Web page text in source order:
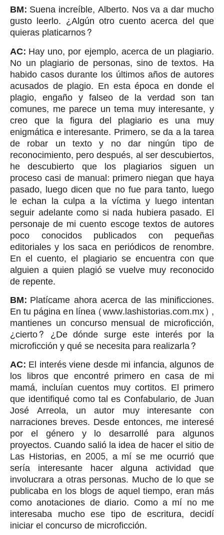
BM: Suena increíble, Alberto. Nos va a dar mucho
gusto leerlo. ¿Algún otro cuento acerca del que
quieras platicarnos?
AC: Hay uno, por ejemplo, acerca de un plagiario.
No un plagiario de personas, sino de textos. Ha
habido casos durante los últimos años de autores
acusados de plagio. En esta época en donde el
plagio, engaño y falseo de la verdad son tan
comunes, me parece un tema muy interesante, y
creo que la figura del plagiario es una muy
enigmática e interesante. Primero, se da a la tarea
de robar un texto y no dar ningún tipo de
reconocimiento, pero después, al ser descubiertos,
he descubierto que los plagiarios siguen un
proceso casi de manual: primero niegan que haya
pasado, luego dicen que no fue para tanto, luego
le echan la culpa a la víctima y luego intentan
seguir adelante como si nada hubiera pasado. El
personaje de mi cuento escoge textos de autores
poco conocidos publicados con pequeñas
editoriales y los saca en periódicos de renombre.
En el cuento, el plagiario se encuentra con que
alguien a quien plagió se vuelve muy reconocido
de repente.
BM: Platícame ahora acerca de las minificciones.
En tu página en línea (www.lashistorias.com.mx) ,
mantienes un concurso mensual de microficción,
¿cierto? ¿De dónde surge este interés por la
microficción y qué se necesita para realizarla?
AC: El interés viene desde mi infancia, algunos de
los libros que encontré primero en casa de mi
mamá, incluían cuentos muy cortitos. El primero
que identifiqué como tal es Confabulario, de Juan
José Arreola, un autor muy interesante con
narraciones breves. Desde entonces, me interesé
por el género y lo desarrollé para algunos
proyectos. Cuando salió la idea de hacer el sitio de
Las Historias, en 2005, a mí se me ocurrió que
sería interesante hacer alguna actividad que
involucrara a otras personas. Mucho de lo que se
publicaba en los blogs de aquel tiempo, eran más
como anotaciones de diario. Como a mí no me
interesaba mucho ese tipo de escritura, decidí
iniciar el concurso de microficción.